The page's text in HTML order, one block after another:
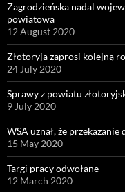
Zagrodzieńska nadal
powiatowa
12 August 2020
Złotoryja zaprosi kolejną
24 July 2020
Sprawy z powiatu
9 July 2020
WSA uznał, że
15 May 2020
Targi pracy odwołane
12 March 2020